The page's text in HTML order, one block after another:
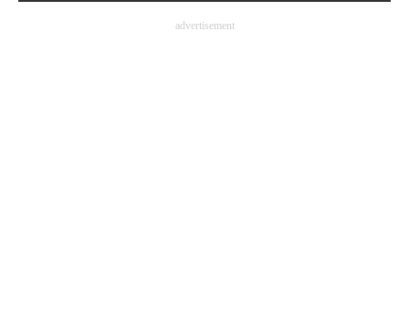
advertisement